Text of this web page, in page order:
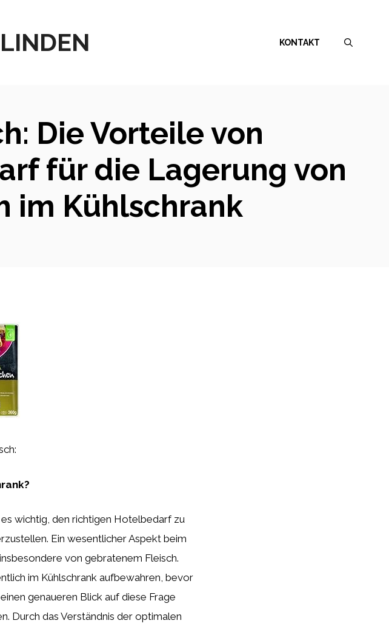
KONTAKT
Die Vorteile von
für die Lagerung von
im Kühlschrank
wichtig, den richtigen Hotelbedarf zu
Ein wesentlicher Aspekt beim
von gebratenem Fleisch.
im Kühlschrank aufbewahren, bevor
genaueren Blick auf diese Frage
Durch das Verständnis der optimalen